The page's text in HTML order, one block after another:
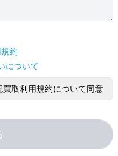
約
について
買取利用規約について同意